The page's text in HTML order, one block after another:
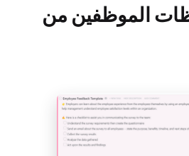
الموظفين من